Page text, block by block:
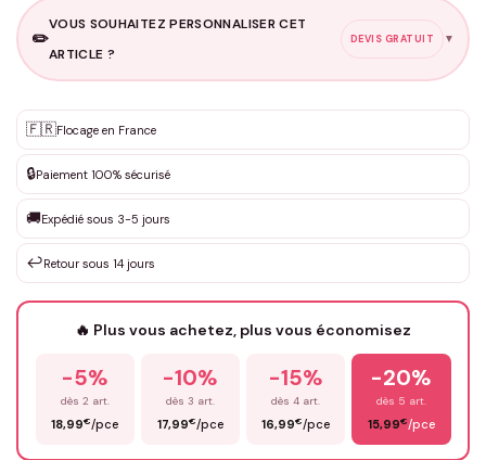
✏️
VOUS SOUHAITEZ PERSONNALISER CET
ARTICLE ?
DEVIS GRATUIT ▼
✨ Personnalisation sur mesure
DEVIS GRATUIT · Personnalisation de 3 à 10€ selon la demande
Que souhaitez-vous ?*
Votre texte / idée*
Prénom*
🇫🇷Flocage en France
🔒Paiement 100% sécurisé
🚚Expédié sous 3-5 jours
↩️Retour sous 14 jours
🔥 Plus vous achetez, plus vous économisez
-5%
dès 2 art.
18,99€/pce
-10%
dès 3 art.
17,99€/pce
-15%
dès 4 art.
16,99€/pce
-20%
dès 5 art.
15,99€/pce